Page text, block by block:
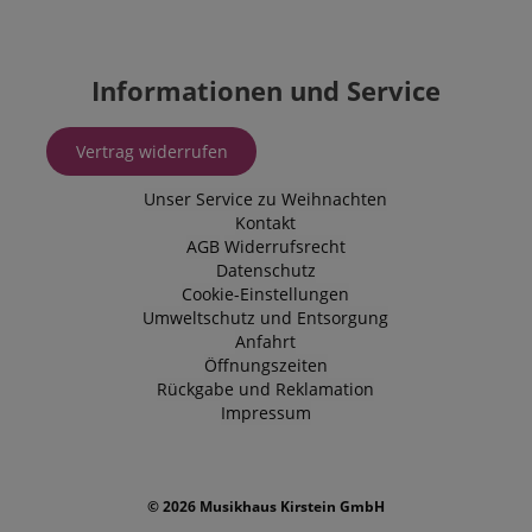
Informationen und Service
Vertrag widerrufen
Unser Service zu Weihnachten
Kontakt
AGB Widerrufsrecht
Datenschutz
Cookie-Einstellungen
Umweltschutz und Entsorgung
Anfahrt
Öffnungszeiten
Rückgabe und Reklamation
Impressum
© 2026 Musikhaus Kirstein GmbH
answers were
Datenschutzerklärung